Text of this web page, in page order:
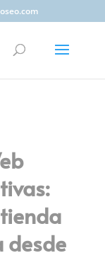
desde